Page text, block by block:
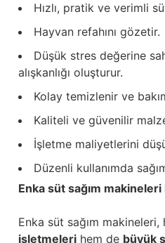
Hızlı, pratik ve verimli
Hayvan refahını gözetir.
Düşük stres değerine
alışkanlığı oluşturur.
Kolay temizlenir ve
Kaliteli ve güvenilir
İşletme maliyetlerini
Düzenli kullanımda
Enka süt sağım
Enka süt sağım makineleri,
işletmeleri hem de büyük